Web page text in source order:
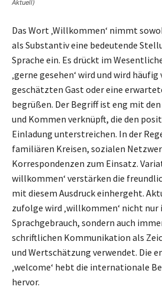
Aktuell)
Das Wort ‚Willkommen‘ nimmt
als Substantiv eine bedeutende
Sprache ein. Es drückt im
‚gerne gesehen‘ wird und wird
geschätzten Gast oder eine
begrüßen. Der Begriff ist eng mit
und Kommen verknüpft, die den
Einladung unterstreichen. In der
familiären Kreisen, sozialen
Korrespondenzen zum Einsatz.
willkommen‘ verstärken die
mit diesem Ausdruck einhergeht.
zufolge wird ‚willkommen‘ nicht
Sprachgebrauch, sondern auch
schriftlichen Kommunikation als
und Wertschätzung verwendet. Die
‚welcome‘ hebt die internationale
hervor.